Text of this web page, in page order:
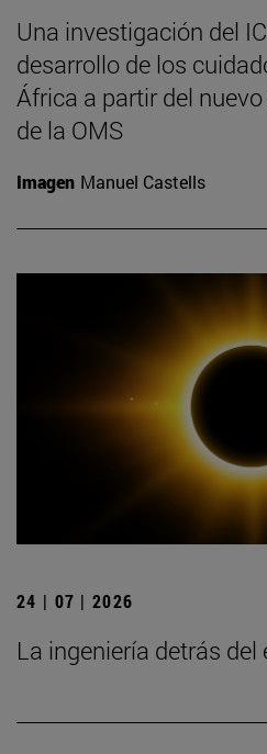
Una investigación del
desarrollo de los
África a partir del
de la OMS
Imagen Manuel Castells
24 | 07 | 2026
La ingeniería detrás del